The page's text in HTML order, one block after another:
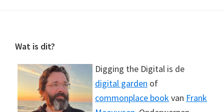
Footer
Wat is dit?
Digging the Digital is de
digital garden of
commonplace bookvan Frank